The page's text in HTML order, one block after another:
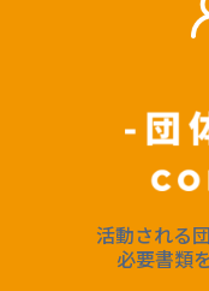
活動される
必要書類